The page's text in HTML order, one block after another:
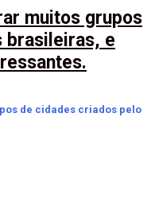
muitos grupos
brasileiras, e
de cidades criados pelo